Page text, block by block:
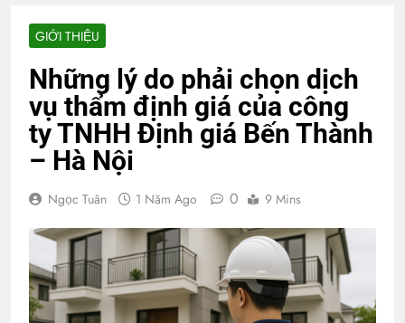
GIỚI THIỆU
Những lý do phải chọn dịch
vụ thẩm định giá của công
ty TNHH Định giá Bến Thành
– Hà Nội
Ngọc Tuân 1 Năm Ago 0 9 Mins